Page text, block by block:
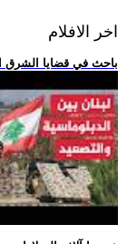
اخر الافلام
.. باحث في قضايا الشرق